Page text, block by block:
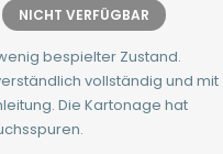
NICHT VERFÜGBAR
bespielter Zustand.
vollständig und mit
Die Kartonage hat